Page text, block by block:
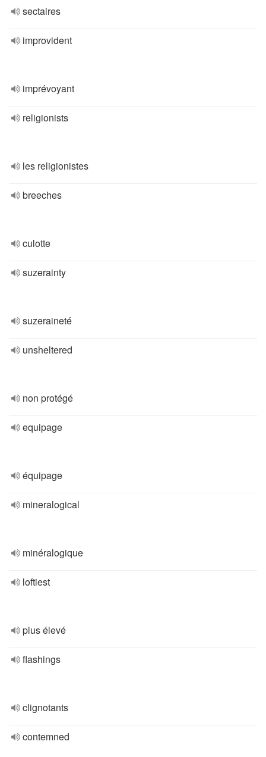
sectaires
improvident
imprévoyant
religionists
les religionistes
breeches
culotte
suzerainty
suzeraineté
unsheltered
non protégé
equipage
équipage
mineralogical
minéralogique
loftiest
plus élevé
flashings
clignotants
contemned